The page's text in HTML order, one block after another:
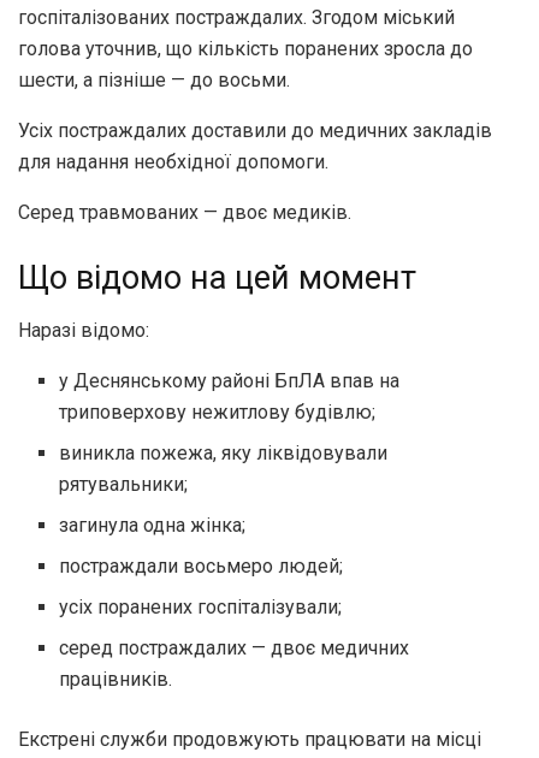
госпіталізованих постраждалих. Згодом міський
голова уточнив, що кількість поранених зросла до
шести, а пізніше — до восьми.
Усіх постраждалих доставили до медичних закладів
для надання необхідної допомоги.
Серед травмованих — двоє медиків.
Що відомо на цей момент
Наразі відомо:
у Деснянському районі БпЛА впав на
триповерхову нежитлову будівлю;
виникла пожежа, яку ліквідовували
рятувальники;
загинула одна жінка;
постраждали восьмеро людей;
усіх поранених госпіталізували;
серед постраждалих — двоє медичних
працівників.
Екстрені служби продовжують працювати на місці